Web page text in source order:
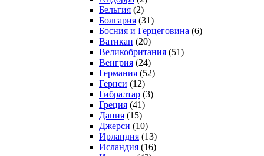
Бельгия (2)
Болгария (31)
Босния и Герцеговина (6)
Ватикан (20)
Великобритания (51)
Венгрия (24)
Германия (52)
Гернси (12)
Гибралтар (3)
Греция (41)
Дания (15)
Джерси (10)
Ирландия (13)
Исландия (16)